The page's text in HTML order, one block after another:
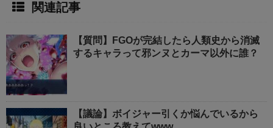
関連記事
【質問】FGOが完結したら人類史から消滅
するキャラって邪ンヌとカーマ以外に誰？
【議論】ボイジャー引くか悩んでいるから